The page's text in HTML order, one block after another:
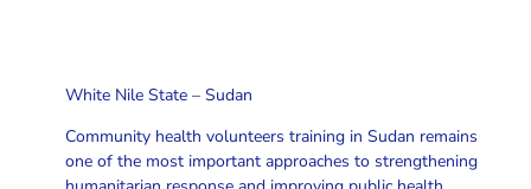
White Nile State – Sudan
Community health volunteers training in Sudan remains
one of the most important approaches to strengthening